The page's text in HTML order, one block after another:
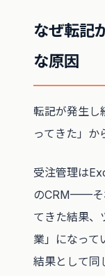
なぜ転記
な原因
転記が発生し
ってきた」か
受注管理は
のCRM——そ
てきた結果、
業」になって
結果として同